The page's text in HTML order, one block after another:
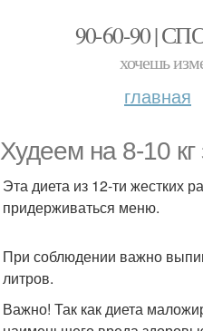
90-60-90 |
хочешь
главная
Худеем на 8-10
Эта диета из 12-ти жестких
придерживаться меню.
При соблюдении важно
литров.
Важно! Так как диета